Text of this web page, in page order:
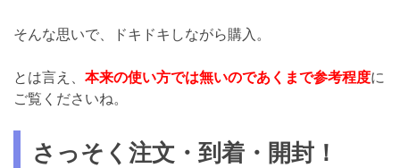
そんな思いで、ドキドキしながら購入。
とは言え、 本来の使い方では無いのであくまで参考程度に
ご覧くださいね。
さっそく注文・到着・開封！